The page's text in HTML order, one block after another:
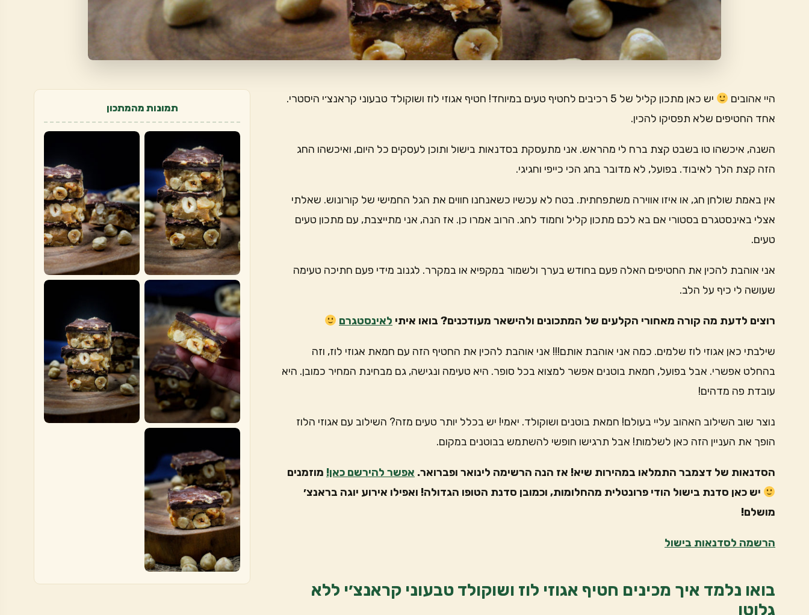
היי אהובים
יש כאן מתכון קליל של 5 רכיבים לחטיף טעים במיוחד! חטיף אגוזי לוז ושוקולד טבעוני קראנצ׳י היסטרי.
אחד החטיפים שלא תפסיקו להכין.
השנה, איכשהו טו בשבט קצת ברח לי מהראש. אני מתעסקת בסדנאות בישול ותוכן לעסקים כל היום, ואיכשהו החג
הזה קצת הלך לאיבוד. בפועל, לא מדובר בחג הכי כייפי וחגיגי.
אין באמת שולחן חג, או איזו אווירה משתפחתית. בטח לא עכשיו כשאנחנו חווים את הגל החמישי של קורונוש. שאלתי
אצלי באינסטגרם בסטורי אם בא לכם מתכון קליל וחמוד לחג. הרוב אמרו כן. אז הנה, אני מתייצבת, עם מתכון טעים
טעים.
אני אוהבת להכין את החטיפים האלה פעם בחודש בערך ולשמור במקפיא או במקרר. לגנוב מידי פעם חתיכה טעימה
שעושה לי כיף על הלב.
רוצים לדעת מה קורה מאחורי הקלעים של המתכונים ולהישאר מעודכנים? בואו איתי לאינסטגרם
שילבתי כאן אגוזי לוז שלמים. כמה אני אוהבת אותם!!! אני אוהבת להכין את החטיף הזה עם חמאת אגוזי לוז, וזה
בהחלט אפשרי. אבל בפועל, חמאת בוטנים אפשר למצוא בכל סופר. היא טעימה ונגישה, גם מבחינת המחיר כמובן. היא
עובדת פה מדהים!
נוצר שוב השילוב האהוב עליי בעולם! חמאת בוטנים ושוקולד. יאמי! יש בכלל יותר טעים מזה? השילוב עם אגוזי הלוז
הופך את העניין הזה כאן לשלמות! אבל תרגישו חופשי להשתמש בבוטנים במקום.
הסדנאות של דצמבר התמלאו במהירות שיא! אז הנה הרשימה לינואר ופברואר. אפשר להירשם כאן! מוזמנים
יש כאן סדנת בישול הודי פרונטלית מהחלומות, וכמובן סדנת הטופו הגדולה! ואפילו אירוע יוגה בראנצ׳
מושלם!
הרשמה לסדנאות בישול
בואו נלמד איך מכינים חטיף אגוזי לוז ושוקולד טבעוני קראנצ׳י ללא
גלוטן
תמונות מהמתכון